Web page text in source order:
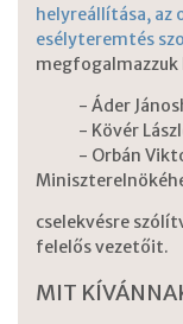
helyreállítása, az
esélyteremtés
- Áder
- Kövér
- Orbán
cselekvésre
felelős vezetőit.
MIT